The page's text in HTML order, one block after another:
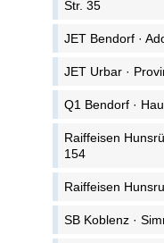
Str. 35
JET Bendorf ·
JET Urbar ·
Q1 Bendorf ·
Raiffeisen
154
Raiffeisen
SB Koblenz ·